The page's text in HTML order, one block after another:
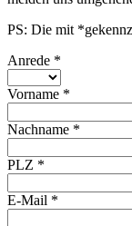
PS: Die mit
Anrede *
Vorname *
Nachname *
PLZ *
E-Mail *